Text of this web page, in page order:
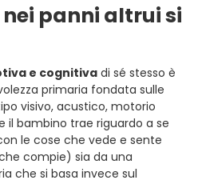
nei panni altrui si
e cognitiva di sé stesso è
primaria fondata sulle
visivo, acustico, motorio
il bambino trae riguardo a se
le cose che vede e sente
compie) sia da una
che si basa invece sul